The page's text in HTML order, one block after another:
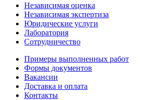
Независимая оценка
Независимая экспертиза
Юридические услуги
Лаборатория
Сотрудничество
Примеры выполненных работ
Формы документов
Вакансии
Доставка и оплата
Контакты